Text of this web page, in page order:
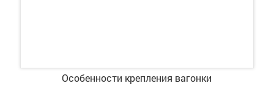
Особенности крепления вагонки